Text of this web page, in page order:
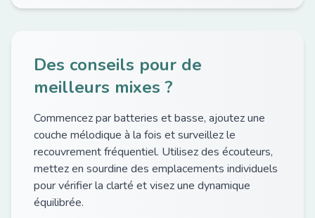
Des conseils pour de
meilleurs mixes ?
Commencez par batteries et basse, ajoutez une
couche mélodique à la fois et surveillez le
recouvrement fréquentiel. Utilisez des écouteurs,
mettez en sourdine des emplacements individuels
pour vérifier la clarté et visez une dynamique
équilibrée.